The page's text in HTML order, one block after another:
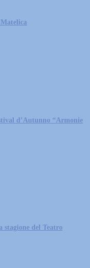
d’Autunno “Armonie
stagione del Teatro